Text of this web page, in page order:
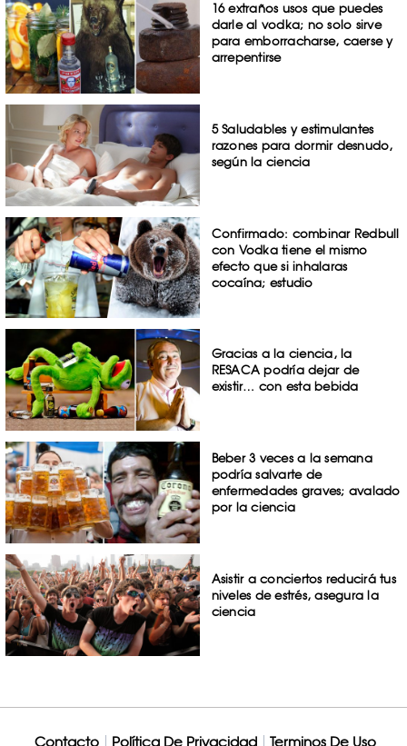
16 extraños usos que puedes
darle al vodka; no solo sirve
para emborracharse, caerse y
arrepentirse
5 Saludables y estimulantes
razones para dormir desnudo,
según la ciencia
Confirmado: combinar Redbull
con Vodka tiene el mismo
efecto que si inhalaras
cocaína; estudio
Gracias a la ciencia, la
RESACA podría dejar de
existir… con esta bebida
Beber 3 veces a la semana
podría salvarte de
enfermedades graves; avalado
por la ciencia
Asistir a conciertos reducirá tus
niveles de estrés, asegura la
ciencia
Contacto Política De Privacidad Terminos De Uso